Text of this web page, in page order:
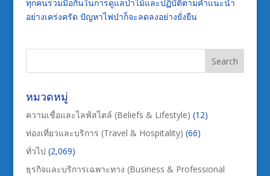
ทุกคนร่วมมือกันในการดูแลป่าไม้และปฏิบัติตามคำแนะนำ
อย่างเคร่งครัด ปัญหาไฟป่าก็จะลดลงอย่างยั่งยืน
หมวดหมู่
ความเชื่อและไลฟ์สไตล์ (Beliefs & Lifestyle) (12)
ท่องเที่ยวและบริการ (Travel & Hospitality) (66)
ทั่วไป (2,069)
ธุรกิจและบริการเฉพาะทาง (Business & Professional